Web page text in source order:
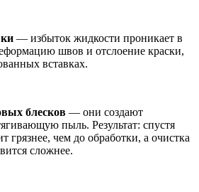
— избыток жидкости проникает в
швов и отслоение краски,
вставках.
блесков — они создают
пыль. Результат: спустя
грязнее, чем до обработки, а очистка
сложнее.